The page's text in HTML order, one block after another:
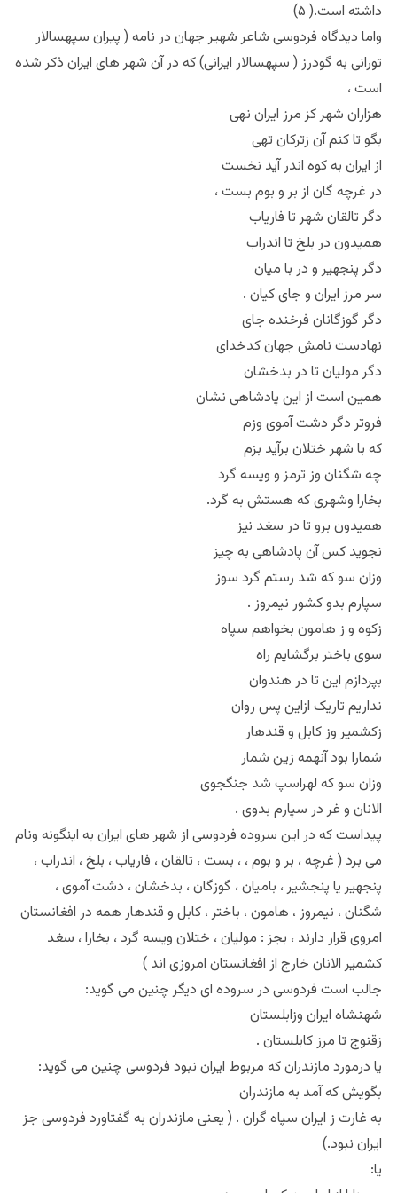
داشته است.( ۵)
واما دیدگاه فردوسی شاعر شهیر جهان در نامه ( پیران سپهسالار
تورانی به گودرز ( سپهسالار ایرانی) که در آن شهر های ایران ذکر شده
است ،
هزاران شهر کز مرز ایران نهی
بگو تا کنم آن زترکان تهی
از ایران به کوه اندر آید نخست
در غرچه گان از بر و بوم بست ،
دگر تالقان شهر تا فاریاب
همیدون در بلخ تا اندراب
دگر پنجهیر و در با میان
سر مرز ایران و جای کیان .
دگر گوزگانان فرخنده جای
نهادست نامش جهان کدخدای
دگر مولیان تا در بدخشان
همین است از این پادشاهی نشان
فروتر دگر دشت آموی وزم
که با شهر ختلان برآید بزم
چه شگنان وز ترمز و ویسه گرد
بخارا وشهری که هستش به گرد.
همیدون برو تا در سغد نیز
نجوید کس آن پادشاهی به چیز
وزان سو که شد رستم گرد سوز
سپارم بدو کشور نیمروز .
زکوه و ز هامون بخواهم سپاه
سوی باختر برگشایم راه
بپردازم این تا در هندوان
نداریم تاریک ازاین پس روان
زکشمیر وز کابل و قندهار
شمارا بود آنهمه زین شمار
وزان سو که لهراسپ شد جنگجوی
الانان و غر در سپارم بدوی .
پیداست که در این سروده فردوسی از شهر های ایران به اینگونه ونام
می برد ( غرچه ، بر و بوم ، ، بست ، تالقان ، فاریاب ، بلخ ، اندراب ،
پنجهیر یا پنجشیر ، بامیان ، گوزگان ، بدخشان ، دشت آموی ،
شگنان ، نیمروز ، هامون ، باختر ، کابل و قندهار همه در افغانستان
امروی قرار دارند ، بجز : مولیان ، ختلان ویسه گرد ، بخارا ، سغد
کشمیر الانان خارج از افغانستان امروزی اند )
جالب است فردوسی در سروده ای دیگر چنین می گوید:
شهنشاه ایران وزابلستان
زقنوج تا مرز کابلستان .
یا درمورد مازندران که مربوط ایران نبود فردوسی چنین می گوید:
بگویش که آمد به مازندران
به غارت ز ایران سپاه گران . ( یعنی مازندران به گفتاورد فردوسی جز
ایران نبود.)
یا: